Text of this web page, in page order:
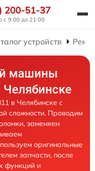
200-51-37
с 9:00 до 21:00
устройств
машины
Челябинске
в Челябинске с
сложности. Проводим
заменяем
оригинальные
запчасти, после
функций и